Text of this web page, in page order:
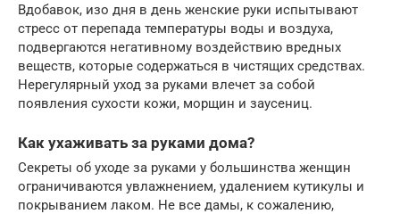
Вдобавок, изо дня в день женские руки испытывают
стресс от перепада температуры воды и воздуха,
подвергаются негативному воздействию вредных
веществ, которые содержаться в чистящих средствах.
Нерегулярный уход за руками влечет за собой
появления сухости кожи, морщин и заусениц.
Как ухаживать за руками дома?
Секреты об уходе за руками у большинства женщин
ограничиваются увлажнением, удалением кутикулы и
покрыванием лаком. Не все дамы, к сожалению,